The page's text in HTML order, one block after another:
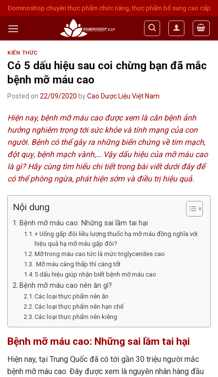
Skip
to
content
Dominoshop chuyên thực phẩm chức năng, thực phẩm bổ sung cao cấp
KIẾN THỨC
Có 5 dấu hiệu sau coi chừng bạn đã mắc
bệnh mỡ máu cao
Posted on 22/09/2020 byCao Dược Liệu Việt Nam
Hiện nay, bệnh mỡ máu cao được xem là căn bệnh ảnh
hưởng nghiêm trọng tới sức khỏe và tính mạng của con
người. Bệnh có thể gây ra những biến chứng về tim mạch,
đột quỵ, bệnh mạch vành,… Vậy dấu hiệu của mỡ máu cao
là gì? Hãy cùng tìm hiểu chi tiết trong bài viết dưới đây để
có thể phòng ngừa, phát hiện sớm và điều trị hiệu quả.
Nội dung
Bệnh mỡ máu cao: Những sai lầm tai hại
+ Uống gấp đôi liều lượng thuốc hạ mỡ máu đồng nghĩa với
hiệu quả hạ mỡ máu gấp đôi?
Mỡ trong máu cao tức là mức triglycerides cao
Mỡ máu càng thấp thì càng tốt
5 dấu hiệu giúp nhận biết bệnh mỡ máu cao
Bệnh mỡ máu cao nên ăn gì?
Các loại thực phẩm nên ăn
Các loại thực phẩm nên hạn chế
Các loại thực phẩm nên kiêng
Bệnh mỡ máu cao: Những sai lầm tai hại
Hiện nay, tại Trung Quốc đã có tới gần 30 triệu người mắc
bệnh mỡ máu cao. Đây được xem là nguyên nhân hàng đầu